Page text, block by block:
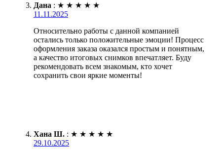
Дана : ★ ★ ★ ★ ★
11.11.2025
Относительно работы с данной компанией
остались только положительные эмоции! Процесс
оформления заказа оказался простым и понятным,
а качество итоговых снимков впечатляет. Буду
рекомендовать всем знакомым, кто хочет
сохранить свои яркие моменты!
Хана Ш. : ★ ★ ★ ★ ★
29.10.2025